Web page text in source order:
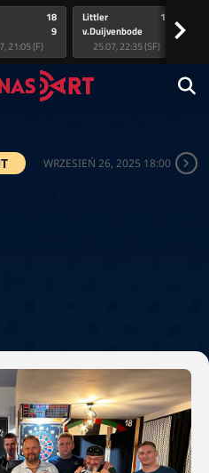
18
9
21:05 (F)
Littler
v.Duijvenbode
17
25.07, 22:35 (SF)
>
WRZESIEŃ 26, 2025 18:00